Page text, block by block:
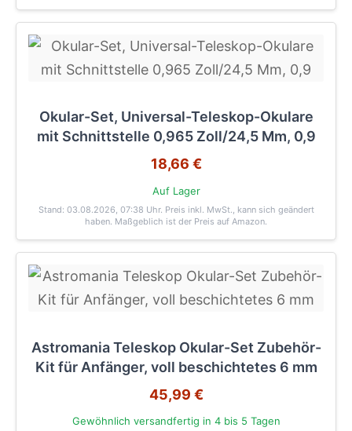
Okular-Set, Universal-Teleskop-Okulare
mit Schnittstelle 0,965 Zoll/24,5 Mm, 0,9
18,66 €
Auf Lager
Stand: 03.08.2026, 07:38 Uhr. Preis inkl. MwSt., kann sich geändert
haben. Maßgeblich ist der Preis auf Amazon.
Astromania Teleskop Okular-Set Zubehör-
Kit für Anfänger, voll beschichtetes 6 mm
45,99 €
Gewöhnlich versandfertig in 4 bis 5 Tagen